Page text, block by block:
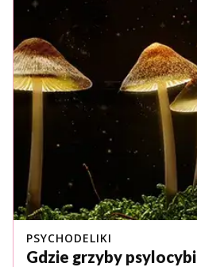
PSYCHODELIKI
Gdzie grzyby